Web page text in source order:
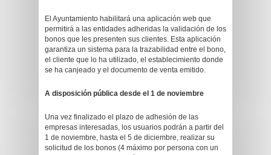
El Ayuntamiento habilitará una aplicación web que
permitirá a las entidades adheridas la validación de los
bonos que les presenten sus clientes. Esta aplicación
garantiza un sistema para la trazabilidad entre el bono,
el cliente que lo ha utilizado, el establecimiento donde
se ha canjeado y el documento de venta emitido.
A disposición pública desde el 1 de noviembre
Una vez finalizado el plazo de adhesión de las
empresas interesadas, los usuarios podrán a partir del
1 de noviembre, hasta el 5 de diciembre, realizar su
solicitud de los bonos (4 máximo por persona con un